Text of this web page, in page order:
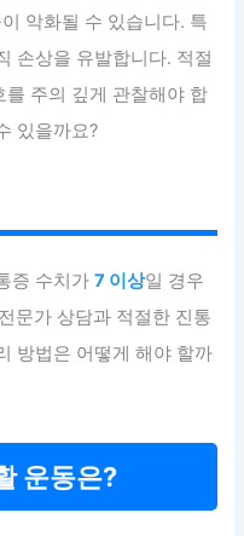
악화될 수 있습니다. 특
손상을 유발합니다. 적절
주의 깊게 관찰해야 합
있을까요?
증 수치가7 이상일 경우
문가 상담과 적절한 진통
방법은 어떻게 해야 할까
운동은?